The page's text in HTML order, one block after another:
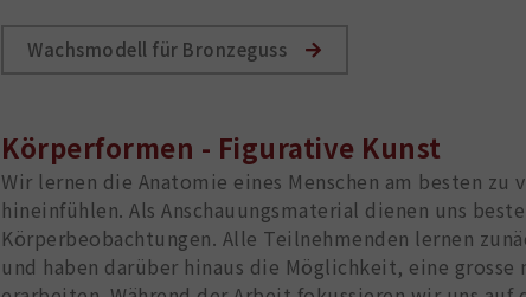
Wachsmodell für Bronzeguss
Körperformen - Figurative Kunst
Wir lernen die Anatomie eines Menschen am besten
hineinfühlen. Als Anschauungsmaterial dienen uns
Körperbeobachtungen. Alle Teilnehmenden lernen
und haben darüber hinaus die Möglichkeit, eine